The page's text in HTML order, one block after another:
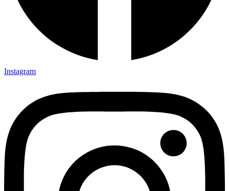
Instagram